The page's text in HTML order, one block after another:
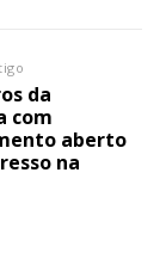
da
com
aberto
na